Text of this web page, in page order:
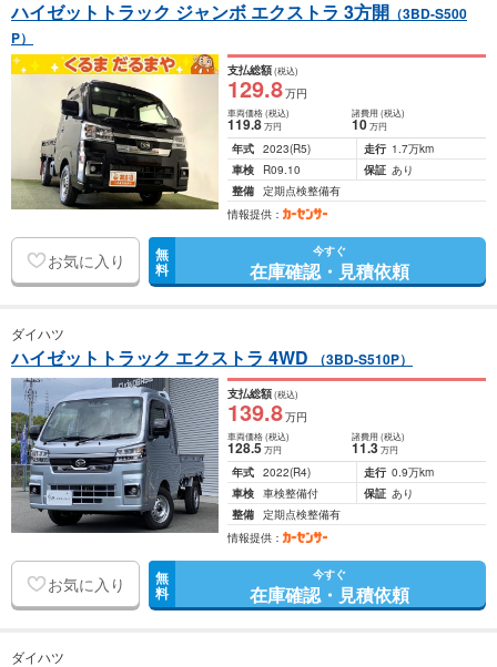
ハイゼットトラック ジャンボ エクストラ 3方開 （3BD-S500
P）
支払総額(税込)
129.8万円
車両価格(税込)
119.8万円
諸費用 (税込)
10 万円
年式 2023(R5) 走行 1.7万km
車検
R09.10 保証 あり
整備 定期点検整備有
情報提供：
お気に入り 無
料
今すぐ
在庫確認・見積依頼
ダイハツ
ハイゼットトラック エクストラ 4WD （3BD-S510P）
支払総額(税込)
139.8万円
車両価格(税込)
128.5万円
諸費用 (税込)
11.3 万円
年式 2022(R4) 走行 0.9万km
車検 車検整備付 保証 あり
整備 定期点検整備有
情報提供：
お気に入り 無
料
今すぐ
在庫確認・見積依頼
ダイハツ